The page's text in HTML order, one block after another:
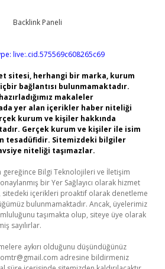
live:.cid.575569c608265c69
sitesi, herhangi bir marka, kurum
bağlantısı bulunmamaktadır.
makaleler
yer alan içerikler haber niteliği
kurum ve kişiler hakkında
Gerçek kurum ve kişiler ile isim
tesadüfidir. Sitemizdeki bilgiler
niteliği taşımazlar.
gereğince Bilgi Teknolojileri ve İletişim
bir Yer Sağlayıcı olarak hizmet
içerikleri proaktif olarak denetleme
bulunmamaktadır. Ancak, üyelerimiz
taşımakta olup, siteye üye olarak
sayılırlar.
aykırı olduğunu düşündüğünüz
adresine bildirmeniz